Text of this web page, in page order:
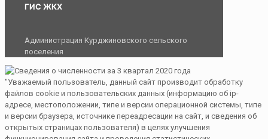
ГИС ЖКХ
Администрация Курджиновского сельского
поселения
"Уважаемый пользователь, данный сайт производит обработку
файлов cookie и пользовательских данных (информацию об ip-
адресе, местоположении, типе и версии операционной системы, типе
и версии браузера, источнике переадресации на сайт, и сведения об
открытых страницах пользователя) в целях улучшения